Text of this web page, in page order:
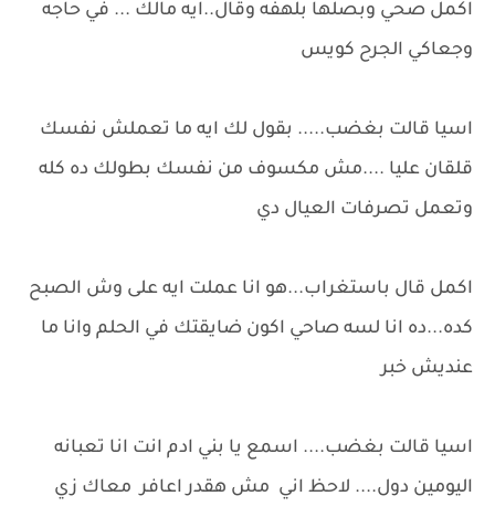
اكمل صحي وبصلها بلهفه وقال..ايه مالك ... في حاجه
وجعاكي الجرح كويس
اسيا قالت بغضب..... بقول لك ايه ما تعملش نفسك
قلقان عليا ....مش مكسوف من نفسك بطولك ده كله
وتعمل تصرفات العيال دي
اكمل قال باستغراب...هو انا عملت ايه على وش الصبح
كده...ده انا لسه صاحي اكون ضايقتك في الحلم وانا ما
عنديش خبر
اسيا قالت بغضب.... اسمع يا بني ادم انت انا تعبانه
اليومين دول.... لاحظ اني مش هقدر اعافر معاك زي